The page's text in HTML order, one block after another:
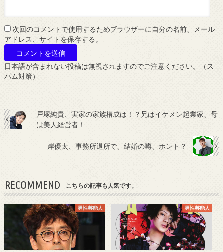
次回のコメントで使用するためブラウザーに自分の名前、メール
アドレス、サイトを保存する。
日本語が含まれない投稿は無視されますのでご注意ください。（ス
パム対策）
戸塚純貴、実家の家族構成は！？兄はイケメン起業家、母
は美人経営者！
岸優太、事務所退所で、結婚の噂、ホント？
RECOMMEND こちらの記事も人気です。
男性芸能人 男性芸能人